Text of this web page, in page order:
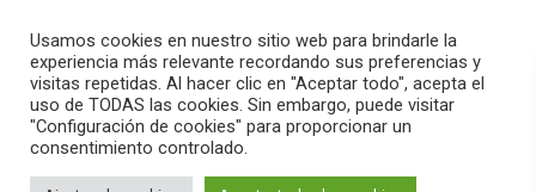
search menu pause PLAY
septiembre 11, 2020
81 nuevos contagios de coronavirus
Usamos cookies en nuestro sitio web para brindarle la
experiencia más relevante recordando sus preferencias y
visitas repetidas. Al hacer clic en "Aceptar todo", acepta el
uso de TODAS las cookies. Sin embargo, puede visitar
"Configuración de cookies" para proporcionar un
consentimiento controlado.